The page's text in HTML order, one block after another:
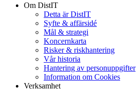
Om DistIT
Detta är DistIT
Syfte & affärsidé
Mål & strategi
Koncernkarta
Risker & riskhantering
Vår historia
Hantering av personuppgifter
Information om Cookies
Verksamhet